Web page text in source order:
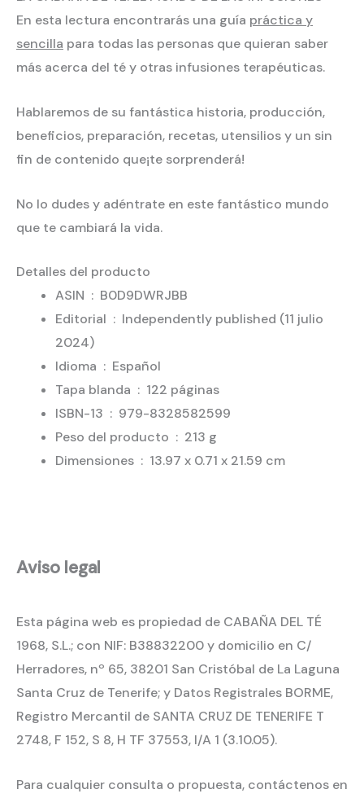
En esta lectura encontrarás una guía práctica y
sencilla para todas las personas que quieran saber
más acerca del té y otras infusiones terapéuticas.
Hablaremos de su fantástica historia, producción,
beneficios, preparación, recetas, utensiliosy un sin
fin de contenido que¡te sorprenderá!
No lo dudes y adéntrate en este fantástico mundo
que te cambiará la vida.
Detalles del producto
ASIN ‏ : ‎ B0D9DWRJBB
Editorial ‏ : ‎ Independently published (11 julio
2024)
Idioma ‏ : ‎ Español
Tapa blanda ‏ : ‎ 122 páginas
ISBN-13 ‏ : ‎ 979-8328582599
Peso del producto ‏ : ‎ 213 g
Dimensiones ‏ : ‎ 13.97 x 0.71 x 21.59 cm
Aviso legal
Esta página web es propiedad de CABAÑA DEL TÉ
1968, S.L.; con NIF: B38832200 y domicilio en C/
Herradores, nº 65, 38201 San Cristóbal de La Laguna
Santa Cruz de Tenerife; y Datos Registrales BORME,
Registro Mercantil de SANTA CRUZ DE TENERIFE T
2748, F 152, S 8, H TF 37553, I/A 1 (3.10.05).
Para cualquier consulta o propuesta, contáctenos en